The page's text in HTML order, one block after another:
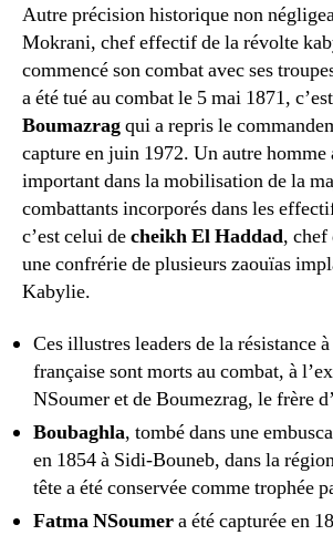
Autre précision historique non
Mokrani, chef effectif de la révolte
commencé son combat avec ses
a été tué au combat le 5 mai 1871,
Boumazragqui a repris le
capture en juin 1972. Un autre homme
important dans la mobilisation de la
combattants incorporés dans les
c’est celui decheikh El Haddad, chef
une confrérie de plusieurs zaouïas
Kabylie.
Ces illustres leaders de la résistance
française sont morts au combat, à
NSoumer et de Boumezrag, le frère
Boubaghla, tombé dans une
en 1854 à Sidi-Bouneb, dans la
tête a été conservée comme trophée
Fatma NSoumera été capturée en